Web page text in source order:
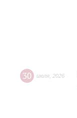
30 июля 2026